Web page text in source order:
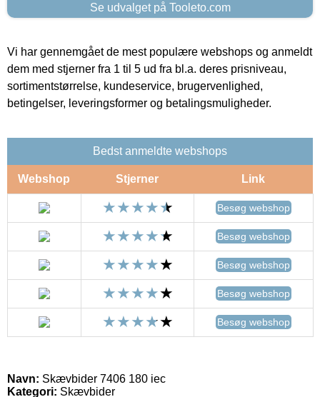
Se udvalget på Tooleto.com
Vi har gennemgået de mest populære webshops og anmeldt
dem med stjerner fra 1 til 5 ud fra bl.a. deres prisniveau,
sortimentstørrelse, kundeservice, brugervenlighed,
betingelser, leveringsformer og betalingsmuligheder.
Bedst anmeldte webshops
Webshop Stjerner Link
Besøg webshop
Besøg webshop
Besøg webshop
Besøg webshop
Besøg webshop
Navn: Skævbider 7406 180 iec
Kategori: Skævbider